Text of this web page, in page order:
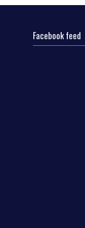
Facebook feed